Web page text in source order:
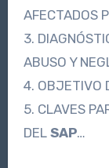
AFECTADOS
3.
ABUSO Y
4. OBJETIVO
5. CLAVES
DEL SAP…